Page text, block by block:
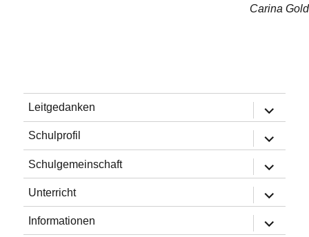
Carina Gold
Leitgedanken
öffnen
Schulprofil
öffnen
Schulgemeinschaft
öffnen
Unterricht
öffnen
Informationen
öffnen